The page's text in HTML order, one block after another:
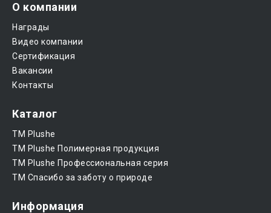
О компании
Награды
Видео компании
Сертификация
Вакансии
Контакты
Каталог
ТМ Plushe
ТМ Plushe Полимерная продукция
ТМ Plushe Профессиональная серия
ТМ Спасибо за заботу о природе
Информация